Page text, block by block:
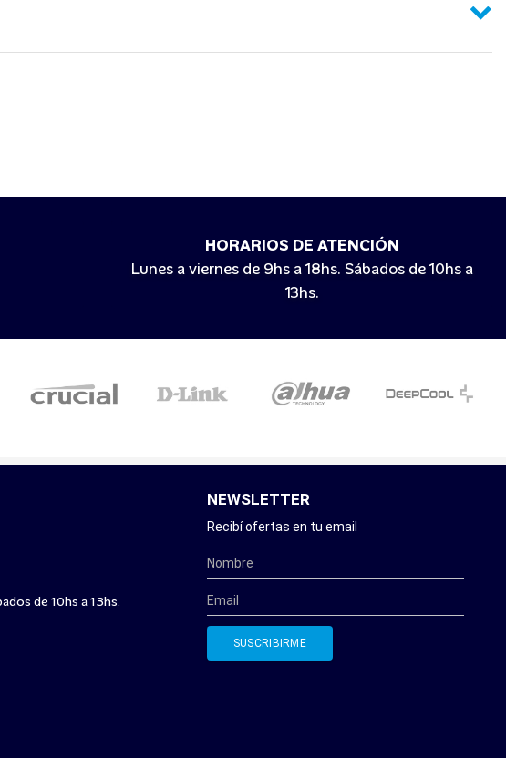
HORARIOS DE ATENCIÓN
Lunes a viernes de 9hs a 18hs. Sábados de 10hs a
13hs.
de 10hs a 13hs.
NEWSLETTER
Recibí ofertas en tu email